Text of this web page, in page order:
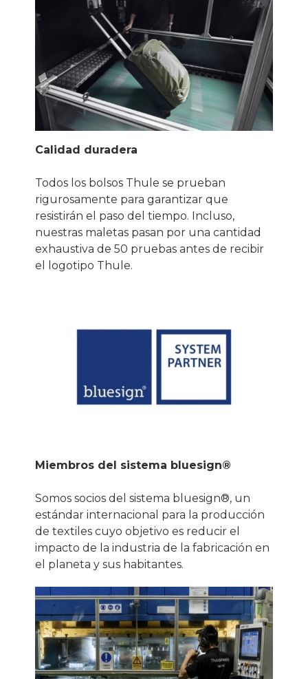
Calidad duradera
Todos los bolsos Thule se prueban
rigurosamente para garantizar que
resistirán el paso del tiempo. Incluso,
nuestras maletas pasan por una cantidad
exhaustiva de 50 pruebas antes de recibir
el logotipo Thule.
Miembros del sistema bluesign®
Somos socios del sistema bluesign®, un
estándar internacional para la producción
de textiles cuyo objetivo es reducir el
impacto de la industria de la fabricación en
el planeta y sus habitantes.